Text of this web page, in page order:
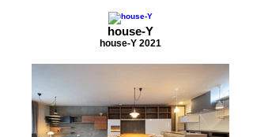
house-Y
house-Y 2021